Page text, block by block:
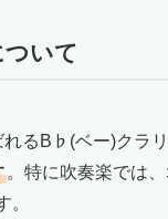
いて
るB♭(ベー)クラリ
。特に吹奏楽では、
。